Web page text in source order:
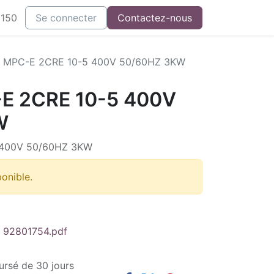
Se connecter Contactez-nous
MPC-E 2CRE 10-5 400V 50/60HZ 3KW
2CRE 10-5 400V
50/60HZ 3KW
92801754.pdf
de 30 jours